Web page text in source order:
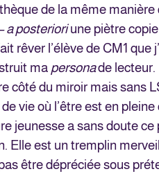
de la même manière
a posterioriune piètre
rêver l’élève de CM1 que
ma personade lecteur.
côté du miroir mais sans
vie où l’être est en
jeunesse a sans doute ce
Elle est un tremplin
être dépréciée sous